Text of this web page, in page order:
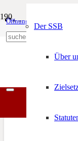
Öffnungszeiten
+39 0471 974 078
Der SSB
Über
Stocker
SSB